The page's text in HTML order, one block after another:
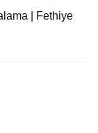
| Fethiye